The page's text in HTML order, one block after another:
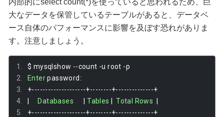
大なデータを保管しているテーブルがあると、データベ
ース自体のパフォーマンスに影響を及ぼす恐れがありま
す。注意しましょう。
$ mysqlshow --count -u root -p
Enter password:
+--------------------+--------+--------------+
|
Databases | Tables | Total Rows |
+--------------------+--------+--------------+